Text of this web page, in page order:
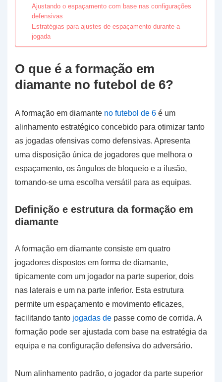
Ajustando o espaçamento com base nas configurações
defensivas
Estratégias para ajustes de espaçamento durante a
jogada
O que é a formação em
diamante no futebol de 6?
A formação em diamante no futebol de 6 é um
alinhamento estratégico concebido para otimizar tanto
as jogadas ofensivas como defensivas. Apresenta
uma disposição única de jogadores que melhora o
espaçamento, os ângulos de bloqueio e a ilusão,
tornando-se uma escolha versátil para as equipas.
Definição e estrutura da formação em
diamante
A formação em diamante consiste em quatro
jogadores dispostos em forma de diamante,
tipicamente com um jogador na parte superior, dois
nas laterais e um na parte inferior. Esta estrutura
permite um espaçamento e movimento eficazes,
facilitando tanto jogadas de passe como de corrida. A
formação pode ser ajustada com base na estratégia da
equipa e na configuração defensiva do adversário.
Num alinhamento padrão, o jogador da parte superior